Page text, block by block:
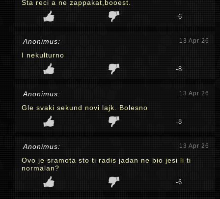
Sta reci a ne zappakat,booest.
-6
Anonimus: 13 Apr 26
I nekulturno
-8
Anonimus: 13 Apr 26
Gle svaki sekund novi lajk. Bolesno
-8
Anonimus: 13 Apr 26
Ovo je sramota sto ti radis jadan ne bio jesi li ti
normalan?
-6